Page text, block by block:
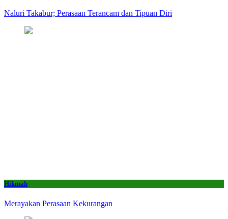
Naluri Takabur; Perasaan Terancam dan Tipuan Diri
Hikmah
Merayakan Perasaan Kekurangan